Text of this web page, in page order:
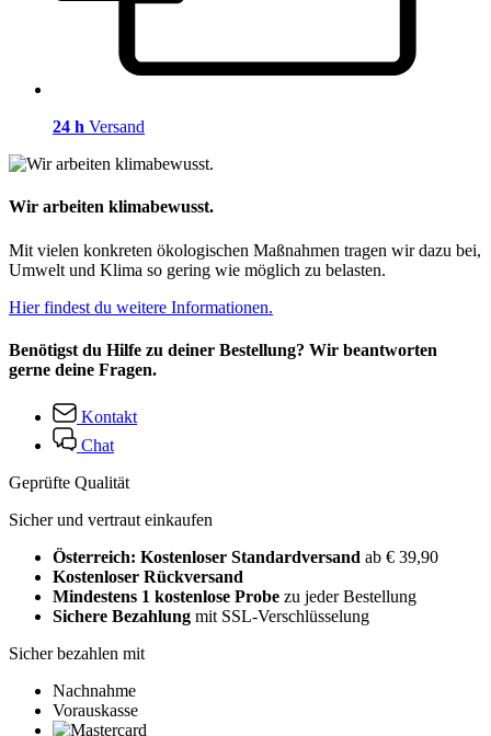
24 h Versand
Wir arbeiten klimabewusst.
Mit vielen konkreten ökologischen Maßnahmen tragen wir dazu bei,
Umwelt und Klima so gering wie möglich zu belasten.
Hier findest du weitere Informationen.
Benötigst du Hilfe zu deiner Bestellung? Wir beantworten
gerne deine Fragen.
Kontakt
Chat
Geprüfte Qualität
Sicher und vertraut einkaufen
Österreich: Kostenloser Standardversand ab € 39,90
Kostenloser Rückversand
Mindestens 1 kostenlose Probe zu jeder Bestellung
Sichere Bezahlung mit SSL-Verschlüsselung
Sicher bezahlen mit
Nachnahme
Vorauskasse